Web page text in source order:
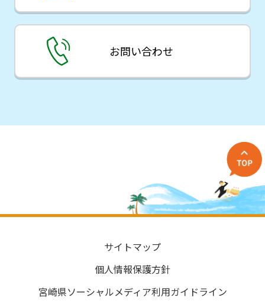
お問い合わせ
サイトマップ
個人情報保護方針
宮崎県ソーシャルメディア利用ガイドライン